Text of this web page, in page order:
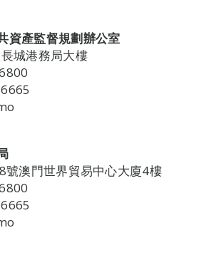
資產監督規劃辦公室
城港務局大樓
號澳門世界貿易中心大廈4樓